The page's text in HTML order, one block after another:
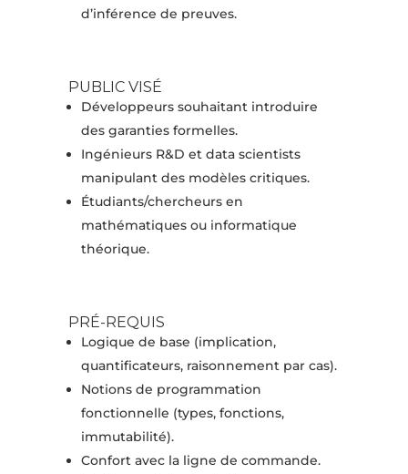
d’inférence de preuves.
PUBLIC VISÉ
Développeurs souhaitant introduire
des garanties formelles.
Ingénieurs R&D et data scientists
manipulant des modèles critiques.
Étudiants/chercheurs en
mathématiques ou informatique
théorique.
PRÉ-REQUIS
Logique de base (implication,
quantificateurs, raisonnement par cas).
Notions de programmation
fonctionnelle (types, fonctions,
immutabilité).
Confort avec la ligne de commande.